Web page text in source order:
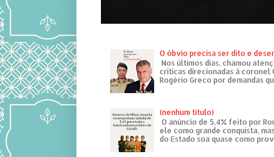
O óbvio precisa ser dito e
Nos últimos dias, chamou
críticas direcionadas à coronel
Rogério Greco por demandas
(nenhum título)
O anúncio de 5,4% feito por
ele como grande conquista,
do Estado soa quase como